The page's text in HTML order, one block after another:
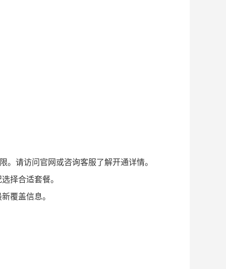
请访问官网或咨询客服了解开通详情。
择合适套餐。
覆盖信息。